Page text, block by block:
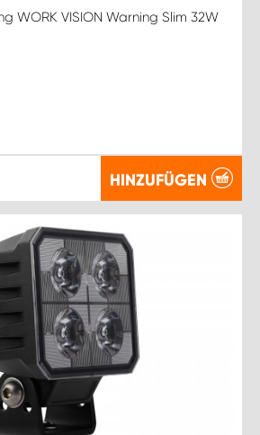
WORK VISION Warning Slim 32W
HINZUFÜGEN